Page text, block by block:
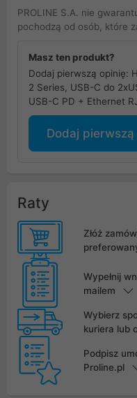
PROLINE S.A. nie
pochodzą od osób, które
Masz ten produkt?
Dodaj pierwszą opinię:
2 Series, USB-C do
USB-C PD + Ethernet
Dodaj pierwszą
Raty
Złóż
Wypełnij
mailem
Wybierz
kuriera lub
Podpisz
Proline.pl